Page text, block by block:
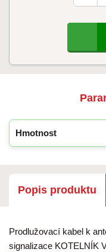
Hmotnost
Popis produktu
Prodlužovací kabel k
signalizace KOTELNÍK